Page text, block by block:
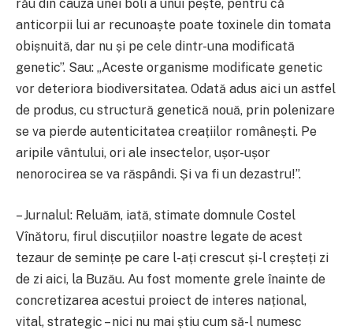
rău din cauza unei boli a unui pește, pentru că
anticorpii lui ar recunoaște poate toxinele din tomata
obișnuită, dar nu și pe cele dintr-una modificată
genetic”. Sau: „Aceste organisme modificate genetic
vor deteriora biodiversitatea. Odată adus aici un astfel
de produs, cu structură genetică nouă, prin polenizare
se va pierde autenticitatea creațiilor românești. Pe
aripile vântului, ori ale insectelor, ușor-ușor
nenorocirea se va răspândi. Și va fi un dezastru!”.
– Jurnalul: Reluăm, iată, stimate domnule Costel
Vînătoru, firul discuțiilor noastre legate de acest
tezaur de semințe pe care l-ați crescut și-l creșteți zi
de zi aici, la Buzău. Au fost momente grele înainte de
concretizarea acestui proiect de interes național,
vital, strategic – nici nu mai știu cum să-l numesc